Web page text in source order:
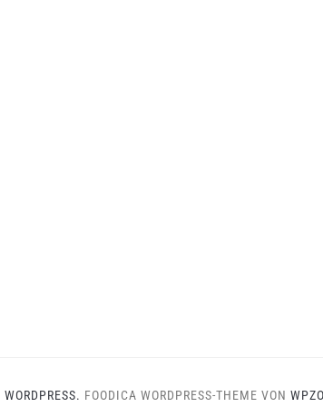
WORDPRESS. FOODICA WORDPRESS-THEME VON